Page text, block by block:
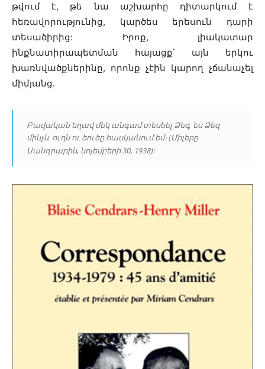
թվում է, թե նա աշխարհը դիտարկում է
հեռավորությունից, կարծես երեսուն դարի
տեսածիրից: Իրոք, լիակատար
ինքնատիրապետման հայացք՝ այն երկու
խառնվածքներինը, որոնք չէին կարող չճանաչել
միմյանց․
Բավական եղավ մեկ անգամ տեսնել Ձեզ, ես Ձեզ
մինչև ուղն ու ծուծը հասկանում եմ։ (Միլերը
Սանդրարին, նոյեմբերի 30, 1938):